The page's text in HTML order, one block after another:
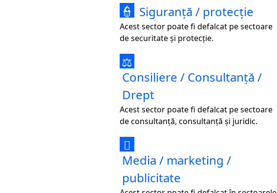
👮 Siguranță / protecție
Acest sector poate fi defalcat pe sectoare
de securitate și protecție.
⚖
Consiliere / Consultanță /
Drept
Acest sector poate fi defalcat pe sectoare
de consultanță, consultanță și juridic.

Media / marketing /
publicitate